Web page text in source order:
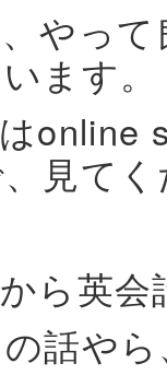
やっ
ます。
online
見て
ら英会
話や